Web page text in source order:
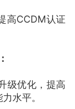
CCDM认证
优化，提高
水平。